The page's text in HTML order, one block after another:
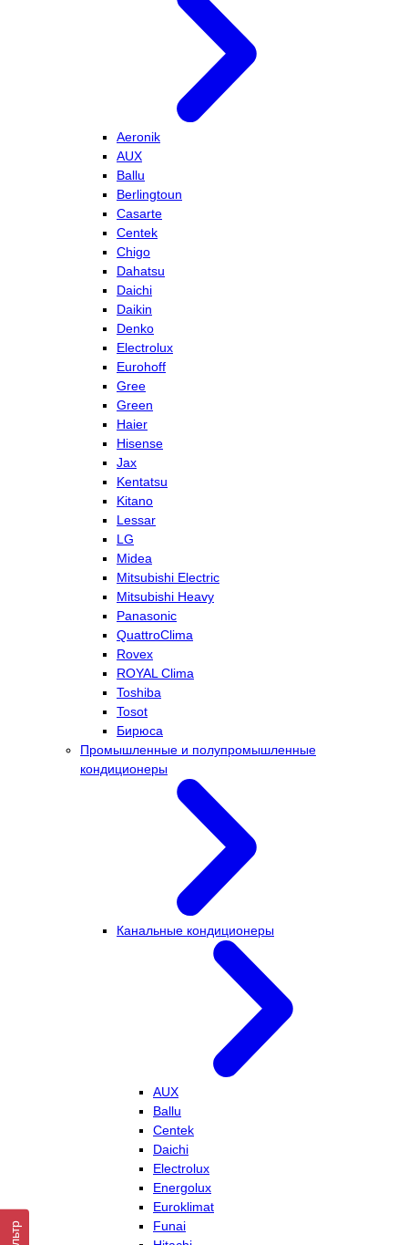
Aeronik
AUX
Ballu
Berlingtoun
Casarte
Centek
Chigo
Dahatsu
Daichi
Daikin
Denko
Electrolux
Eurohoff
Gree
Green
Haier
Hisense
Jax
Kentatsu
Kitano
Lessar
LG
Midea
Mitsubishi Electric
Mitsubishi Heavy
Panasonic
QuattroClima
Rovex
ROYAL Clima
Toshiba
Tosot
Бирюса
Промышленные и полупромышленные
кондиционеры
Канальные кондиционеры
AUX
Ballu
Centek
Daichi
Electrolux
Energolux
Euroklimat
Funai